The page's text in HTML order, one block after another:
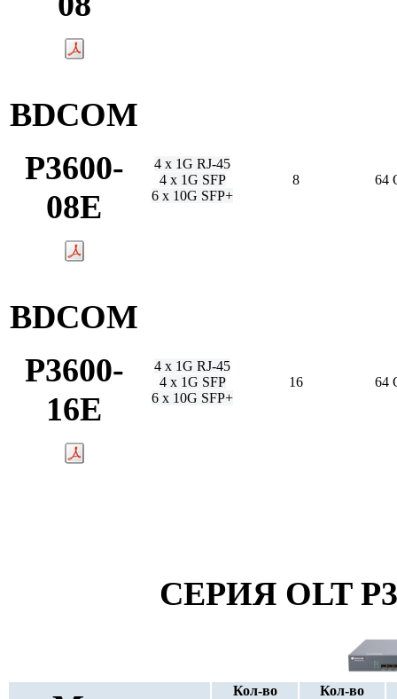
BDCOM
P3600-
08E
4 х 1G RJ-45
4 х 1G SFP
6 х 10G SFP+
8 64
BDCOM
P3600-
16E
4 х 1G RJ-45
4 х 1G SFP
6 х 10G SFP+
16 64
СЕРИЯ OLT
Кол-во
Кол-во